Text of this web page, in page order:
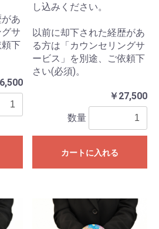
あ
サ
下
し込みください。
以前に却下された経歴があ
る方は「カウンセリングサ
ービス」を別途、ご依頼下
さい(必須)。
￥27,500
数量
カートに入れる